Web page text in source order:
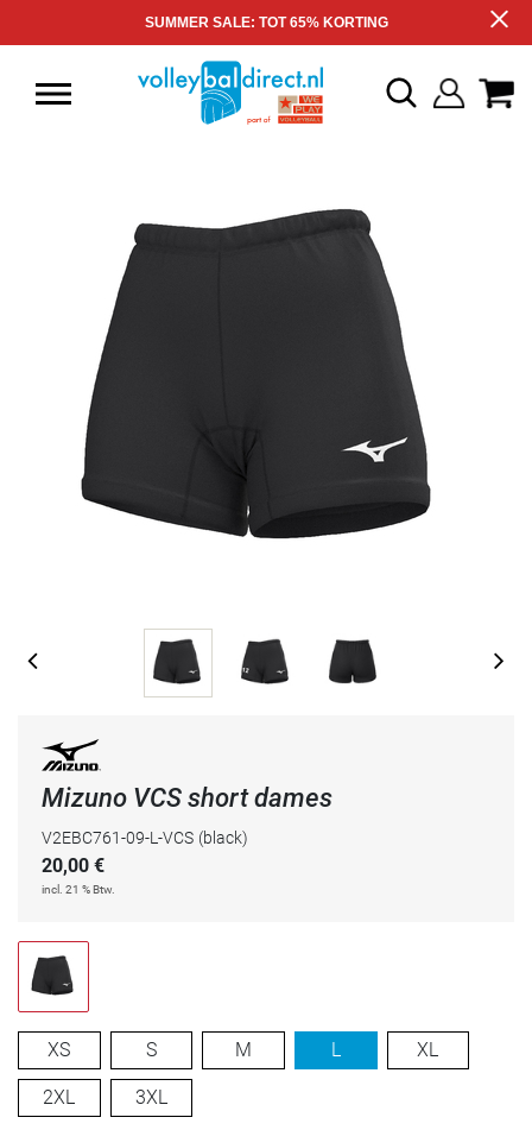
SUMMER SALE: TOT 65% KORTING
Mizuno VCS short dames
V2EBC761-09-L-VCS (black)
20,00 €
incl. 21 % Btw.
XS S M L XL
2XL 3XL